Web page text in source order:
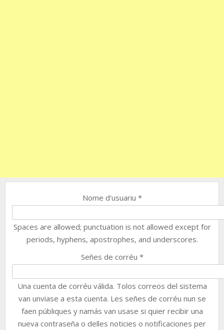
Nome d'usuariu *
Spaces are allowed; punctuation is not allowed except for
periods, hyphens, apostrophes, and underscores.
Señes de corréu *
Una cuenta de corréu válida. Tolos correos del sistema
van unviase a esta cuenta. Les señes de corréu nun se
faen públiques y namás van usase si quier recibir una
nueva contraseña o delles noticies o notificaciones per